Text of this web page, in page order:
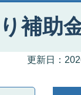
補助
更新日：